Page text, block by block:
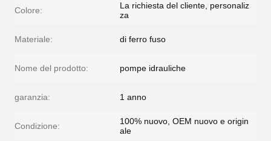
Colore:
La richiesta del cliente, personaliz
za
Materiale: di ferro fuso
Nome del prodotto: pompe idrauliche
garanzia: 1 anno
Condizione:
100% nuovo, OEM nuovo e origin
ale